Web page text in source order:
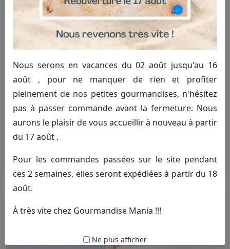
Nous serons en vacances du 02 août jusqu'au 16
août , pour ne manquer de rien et profiter
pleinement de nos petites gourmandises, n'hésitez
pas à passer commande avant la fermeture. Nous
aurons le plaisir de vous accueillir à nouveau à partir
du 17 août .
Pour les commandes passées sur le site pendant
ces 2 semaines, elles seront expédiées à partir du 18
août.
À très vite chez Gourmandise Mania !!!
Ne plus afficher
Location support carosse
40.00€ TTC